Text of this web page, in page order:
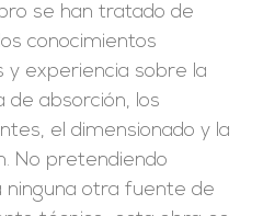
se han tratado de
conocimientos
y experiencia sobre la
de absorción, los
el dimensionado y la
No pretendiendo
ninguna otra fuente de